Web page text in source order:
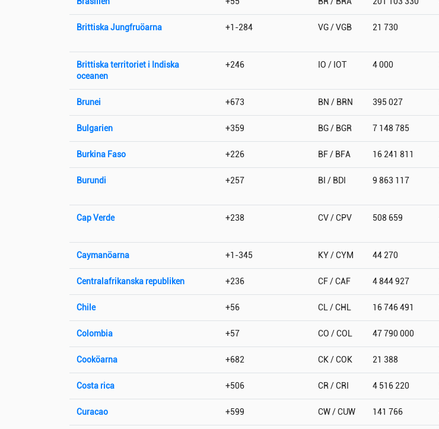
Brittiska Jungfruöarna +1-284 VG / VGB 21 730
Brittiska territoriet i Indiska
oceanen
+246 IO / IOT 4 000
Brunei +673 BN / BRN 395 027
Bulgarien +359 BG / BGR 7 148 785
Burkina Faso +226 BF / BFA 16 241 811
Burundi +257 BI / BDI 9 863 117
Cap Verde +238 CV / CPV 508 659
Caymanöarna +1-345 KY / CYM 44 270
Centralafrikanska republiken +236 CF / CAF 4 844 927
Chile +56 CL / CHL 16 746 491
Colombia +57 CO / COL 47 790 000
Cooköarna +682 CK / COK 21 388
Costa rica +506 CR / CRI 4 516 220
Curacao +599 CW / CUW 141 766